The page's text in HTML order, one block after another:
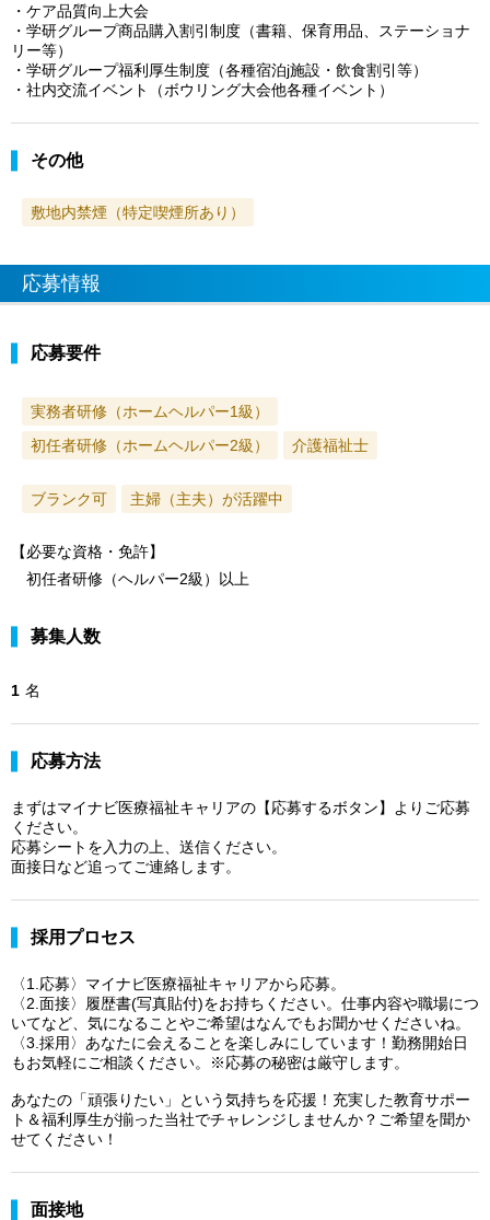
・ケア品質向上大会
・学研グループ商品購入割引制度（書籍、保育用品、ステーショナ
リー等）
・学研グループ福利厚生制度（各種宿泊j施設・飲食割引等）
・社内交流イベント（ボウリング大会他各種イベント）
その他
敷地内禁煙（特定喫煙所あり）
応募情報
応募要件
実務者研修（ホームヘルパー1級）
初任者研修（ホームヘルパー2級）
介護福祉士
ブランク可 主婦（主夫）が活躍中
【必要な資格・免許】
初任者研修（ヘルパー2級）以上
募集人数
1 名
応募方法
まずはマイナビ医療福祉キャリアの【応募するボタン】よりご応募
ください。
応募シートを入力の上、送信ください。
面接日など追ってご連絡します。
採用プロセス
〈1.応募〉マイナビ医療福祉キャリアから応募。
〈2.面接〉履歴書(写真貼付)をお持ちください。仕事内容や職場につ
いてなど、気になることやご希望はなんでもお聞かせくださいね。
〈3.採用〉あなたに会えることを楽しみにしています！勤務開始日
もお気軽にご相談ください。※応募の秘密は厳守します。
あなたの「頑張りたい」という気持ちを応援！充実した教育サポー
ト＆福利厚生が揃った当社でチャレンジしませんか？ご希望を聞か
せてください！
面接地